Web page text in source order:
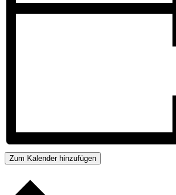
Zum Kalender hinzufügen